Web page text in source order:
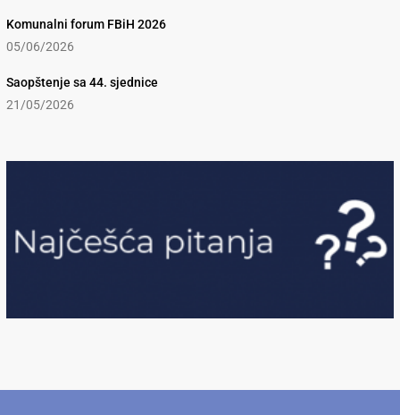
Komunalni forum FBiH 2026
05/06/2026
Saopštenje sa 44. sjednice
21/05/2026